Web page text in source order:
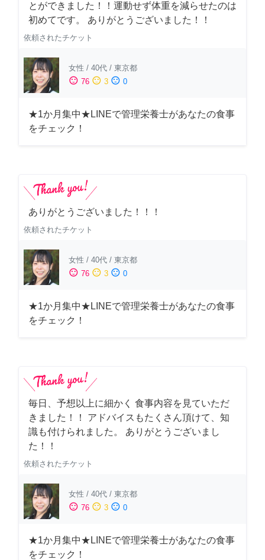
とができました！！運動せず体重を減らせたのは
初めてです。 ありがとうございました！！
依頼されたチケット
女性 / 40代 / 東京都
sentiment_satisfied 76 sentiment_neutral 3 sentiment_dissatisfied 0
★1か月集中★LINEで管理栄養士があなたの食事
をチェック！
ありがとうございました！！！
依頼されたチケット
女性 / 40代 / 東京都
sentiment_satisfied 76 sentiment_neutral 3 sentiment_dissatisfied 0
★1か月集中★LINEで管理栄養士があなたの食事
をチェック！
毎日、予想以上に細かく 食事内容を見ていただ
きました！！ アドバイスもたくさん頂けて、知
識も付けられました。 ありがとうございまし
た！！
依頼されたチケット
女性 / 40代 / 東京都
sentiment_satisfied 76 sentiment_neutral 3 sentiment_dissatisfied 0
★1か月集中★LINEで管理栄養士があなたの食事
をチェック！